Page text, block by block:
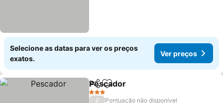
Selecione as datas para ver os preços
exatos.
Ver preços
PartilharAdicionar aos favoritos
Pescador
3 Estrelas
/ Pontuação não disponível